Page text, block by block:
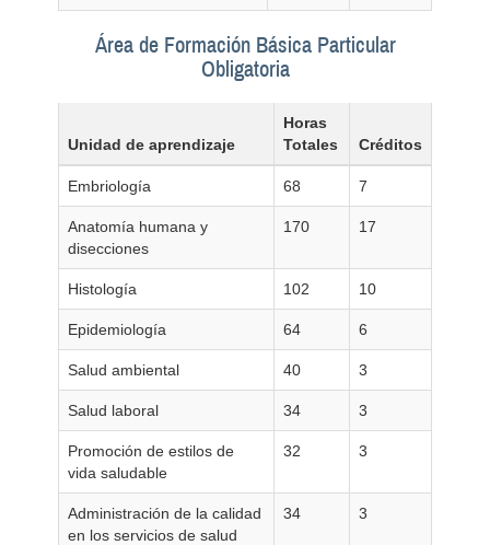
Área de Formación Básica Particular
Obligatoria
Unidad de aprendizaje
Horas
Totales
Créditos
Embriología 68 7
Anatomía humana y
disecciones
170 17
Histología 102 10
Epidemiología 64 6
Salud ambiental 40 3
Salud laboral 34 3
Promoción de estilos de
vida saludable
32 3
Administración de la calidad
en los servicios de salud
34 3